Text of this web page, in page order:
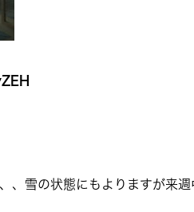
、雪の状態にもよりますが来